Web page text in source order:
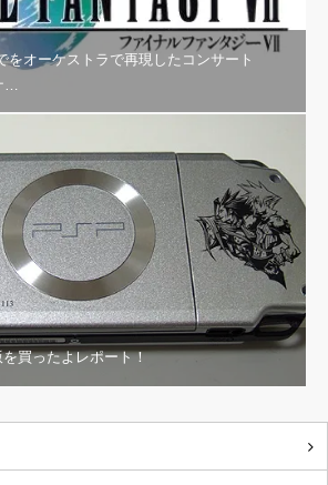
をオーケストラで再現したコンサート
…
買ったよレポート！